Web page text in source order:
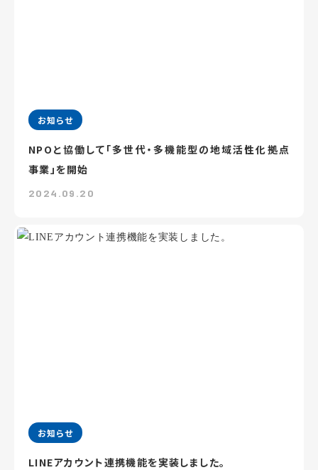
お知らせ
NPOと協働して「多世代・多機能型の地域活性化拠点
事業」を開始
2024.09.20
お知らせ
LINEアカウント連携機能を実装しました。